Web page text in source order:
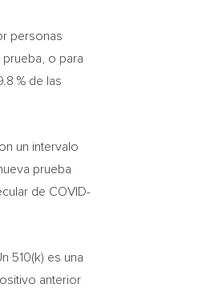
personas
o para
% de las
un intervalo
prueba
de COVID-
510(k) es una
anterior